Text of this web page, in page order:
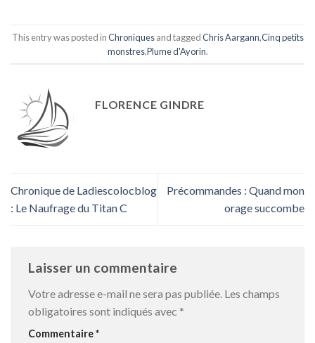
This entry was posted inChroniquesand taggedChris Aargann,Cinq petits
monstres,Plume d'Ayorin.
FLORENCE GINDRE
Chronique de Ladiescolocblog
: Le Naufrage du Titan C
Précommandes : Quand mon
orage succombe
Laisser un commentaire
Votre adresse e-mail ne sera pas publiée. Les champs
obligatoires sont indiqués avec *
Commentaire*